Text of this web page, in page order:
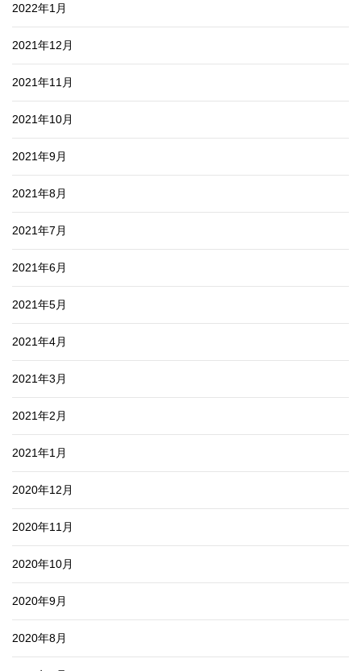
2022年1月
2021年12月
2021年11月
2021年10月
2021年9月
2021年8月
2021年7月
2021年6月
2021年5月
2021年4月
2021年3月
2021年2月
2021年1月
2020年12月
2020年11月
2020年10月
2020年9月
2020年8月